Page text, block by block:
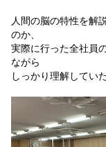
人間の脳の特性を解
のか、
実際に行った全社員
ながら
しっかり理解してい